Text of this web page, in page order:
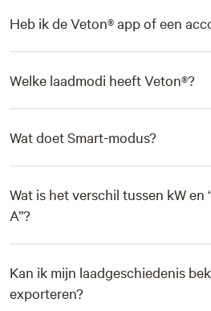
Heb ik de Veton® app of een
Welke laadmodi heeft Veton®?
Wat doet Smart-modus?
Wat is het verschil tussen kW en
A”?
Kan ik mijn laadgeschiedenis
exporteren?